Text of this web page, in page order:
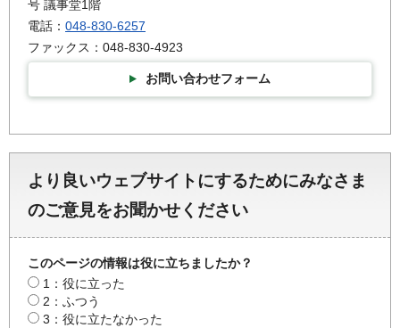
号 議事堂1階
電話： 048-830-6257
ファックス：048-830-4923
お問い合わせフォーム
より良いウェブサイトにするためにみなさま
のご意見をお聞かせください
このページの情報は役に立ちましたか？
1：役に立った
2：ふつう
3：役に立たなかった